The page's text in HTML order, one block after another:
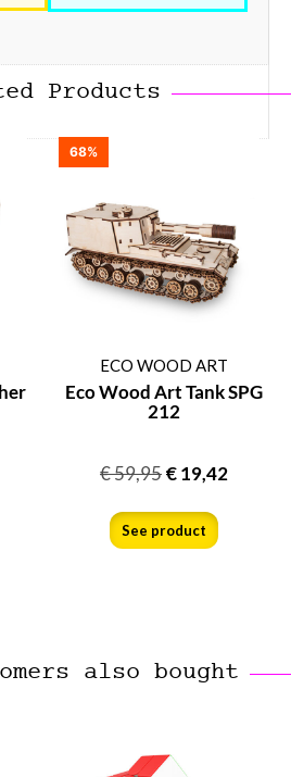
Products
68%
ECO WOOD ART
Eco Wood Art Tank SPG
212
€59,95€19,42
See product
also bought